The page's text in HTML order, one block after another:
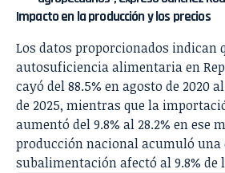
Impacto en la producción y los precios
Los datos proporcionados indican
autosuficiencia alimentaria en
cayó del 88.5% en agosto de 2020
de 2025, mientras que la
aumentó del 9.8% al 28.2% en ese
producción nacional acumuló una
subalimentación afectó al 9.8% de